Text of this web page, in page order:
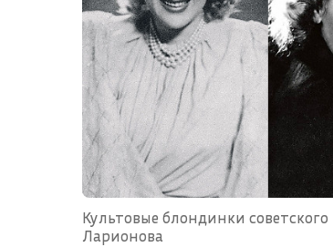
Культовые блондинки
Ларионова